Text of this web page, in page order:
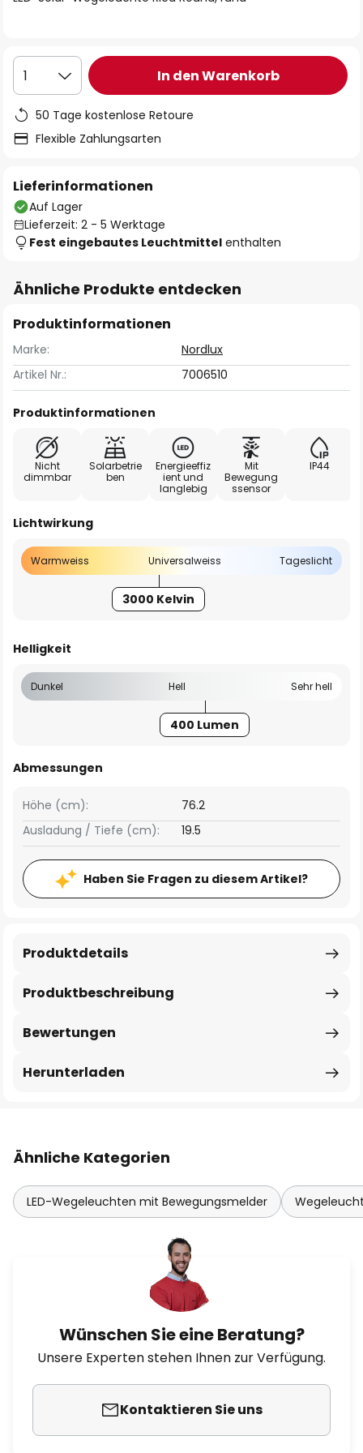
1 In den Warenkorb
50 Tage kostenlose Retoure
Flexible Zahlungsarten
Lieferinformationen
Auf Lager
Lieferzeit: 2 - 5 Werktage
Fest eingebautes Leuchtmittel enthalten
Ähnliche Produkte entdecken
Produktinformationen
Marke:
Nordlux
Artikel Nr.:
7006510
Produktinformationen
Nicht
dimmbar
Solarbetrie
ben
Energieeffiz
ient und
langlebig
Mit
Bewegung
ssensor
IP44
Lichtwirkung
Warmweiss Universalweiss Tageslicht
3000 Kelvin
Helligkeit
Dunkel Hell Sehr hell
400 Lumen
Abmessungen
Höhe (cm):
76.2
Ausladung / Tiefe (cm):
19.5
Haben Sie Fragen zu diesem Artikel?
Produktbeschreibung
Produktdetails
Bewertungen
Herunterladen
Ähnliche Kategorien
LED-Wegeleuchten mit Bewegungsmelder
Wünschen Sie eine Beratung?
Unsere Experten stehen Ihnen zur Verfügung.
Kontaktieren Sie uns